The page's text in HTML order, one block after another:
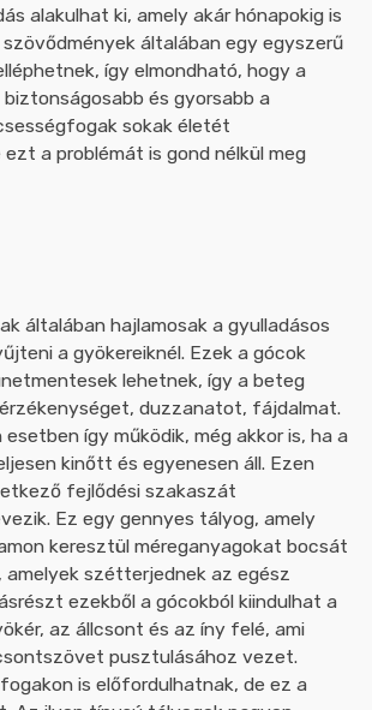
alakulhat ki, amely akár hónapokig is
általában egy egyszerű
így elmondható, hogy a
és gyorsabb a
sokak életét
a problémát is gond nélkül meg
általában hajlamosak a gyulladásos
a gyökereiknél. Ezek a gócok
lehetnek, így a beteg
duzzanatot, fájdalmat.
így működik, még akkor is, ha a
kinőtt és egyenesen áll. Ezen
fejlődési szakaszát
Ez egy gennyes tályog, amely
keresztül méreganyagokat bocsát
amelyek szétterjednek az egész
ezekből a gócokból kiindulhat a
az állcsont és az íny felé, ami
pusztulásához vezet.
is előfordulhatnak, de ez a